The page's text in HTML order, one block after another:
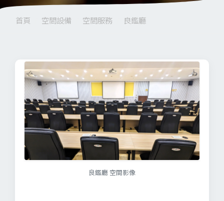
首頁 空間設備 空間服務 良鑑廳
Previous Next
良鑑廳 空間影像